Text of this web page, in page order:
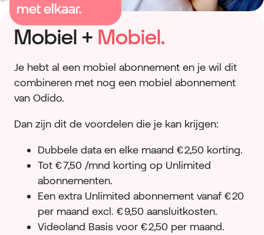
met elkaar.
Mobiel + Mobiel.
Je hebt al een mobiel abonnement en je wil dit
combineren met nog een mobiel abonnement
van Odido.
Dan zijn dit de voordelen die je kan krijgen:
Dubbele data en elke maand € 2,50 korting.
Tot € 7,50 /mnd korting op Unlimited
abonnementen.
Een extra Unlimited abonnement vanaf € 20
per maand excl. € 9,50 aansluitkosten.
Videoland Basis voor € 2,50 per maand.